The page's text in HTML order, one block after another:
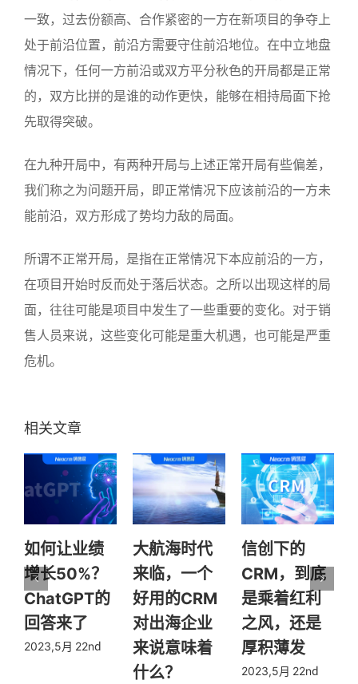
一致，过去份额高、合作紧密的一方在新项目的争夺上
处于前沿位置，前沿方需要守住前沿地位。在中立地盘
情况下，任何一方前沿或双方平分秋色的开局都是正常
的，双方比拼的是谁的动作更快，能够在相持局面下抢
先取得突破。
在九种开局中，有两种开局与上述正常开局有些偏差，
我们称之为问题开局，即正常情况下应该前沿的一方未
能前沿，双方形成了势均力敌的局面。
所谓不正常开局，是指在正常情况下本应前沿的一方，
在项目开始时反而处于落后状态。之所以出现这样的局
面，往往可能是项目中发生了一些重要的变化。对于销
售人员来说，这些变化可能是重大机遇，也可能是严重
危机。
如何让业绩
增长50%？
ChatGPT的
回答来了
2023,5月 22nd
大航海时代
来临，一个
好用的CRM
对出海企业
来说意味着
什么？
信创下的
CRM，到底
是乘着红利
之风，还是
厚积薄发
2023,5月 22nd